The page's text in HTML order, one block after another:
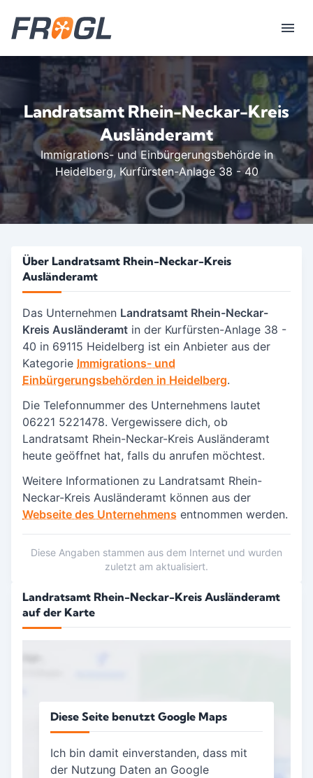
Landratsamt Rhein-Neckar-Kreis
Ausländeramt
Immigrations- und Einbürgerungsbehörde in
Heidelberg, Kurfürsten-Anlage 38 - 40
Über Landratsamt Rhein-Neckar-Kreis
Ausländeramt
Das Unternehmen Landratsamt Rhein-Neckar-
Kreis Ausländeramt in der Kurfürsten-Anlage 38 -
40 in 69115 Heidelberg ist ein Anbieter aus der
Kategorie Immigrations- und
Einbürgerungsbehörden in Heidelberg.
Die Telefonnummer des Unternehmens lautet
06221 5221478. Vergewissere dich, ob
Landratsamt Rhein-Neckar-Kreis Ausländeramt
heute geöffnet hat, falls du anrufen möchtest.
Weitere Informationen zu Landratsamt Rhein-
Neckar-Kreis Ausländeramt können aus der
Webseite des Unternehmens entnommen werden.
Diese Angaben stammen aus dem Internet und wurden
zuletzt am aktualisiert.
Landratsamt Rhein-Neckar-Kreis Ausländeramt
auf der Karte
Diese Seite benutzt Google Maps
Ich bin damit einverstanden, dass mit
der Nutzung Daten an Google